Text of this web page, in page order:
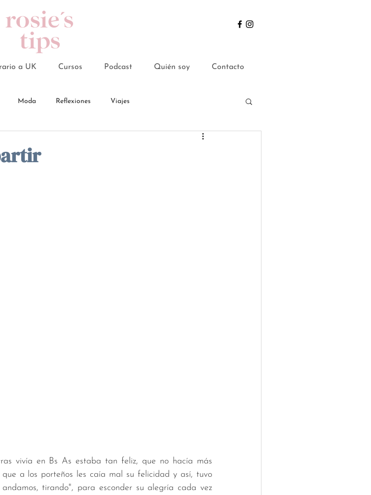
a UK Cursos Podcast Quién soy Contacto
Moda Reflexiones Viajes
vivía en Bs As estaba tan feliz, que no hacía más
a los porteños les caía mal su felicidad y así, tuvo
tirando", para esconder su alegría cada vez